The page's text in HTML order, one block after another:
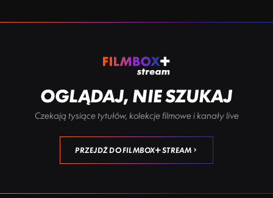
OGLĄDAJ, NIE SZUKAJ
Czekają tysiące tytułów, kolekcje filmowe i kanały live
PRZEJDŹ DO FILMBOX+ STREAM